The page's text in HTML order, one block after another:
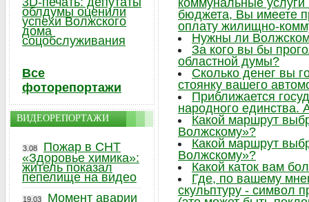
коммунальные
бюджета, Вы имеете
оплату жилищно-
Нужны ли
За кого вы бы
областной думы?
Сколько денег вы
стоянку вашего
Приближается
народного единства.
Какой маршрут
Волжскому»?
Какой маршрут
Волжскому»?
Какой каток вам
Где, по вашему
скульптуру - символ
облдумы оценили
успехи Волжского
дома
соцобслуживания
Все
фоторепортажи
ВИДЕОРЕПОРТАЖИ
3.08
Пожар в СНТ
«Здоровье химика»:
житель показал
пепелище на видео
19.03
Момент аварии